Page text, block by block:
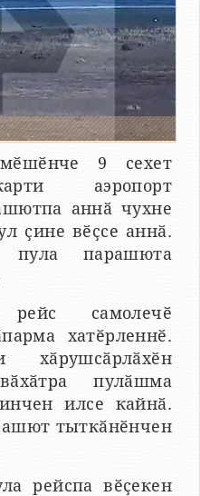
9 сехет
аэропорт
аннӑ чухне
ҫине вӗҫсе аннӑ.
парашюта
самолечӗ
хатӗрленнӗ.
хӑрушсӑрлӑхӗн
пулӑшма
илсе кайнӑ.
тыткӑнӗнчен
рейспа вӗҫекен